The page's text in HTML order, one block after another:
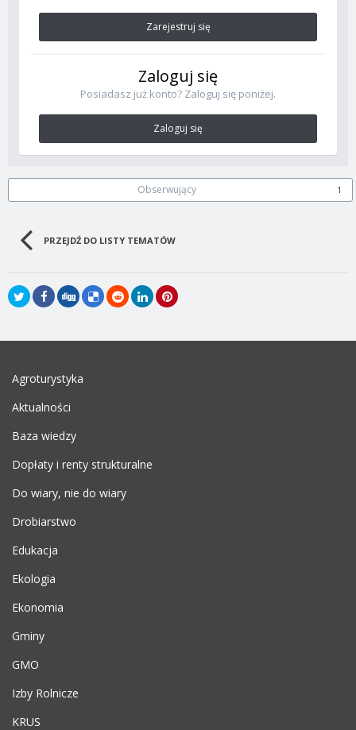
Zarejestruj się
Zaloguj się
Posiadasz już konto? Zaloguj się poniżej.
Zaloguj się
Obserwujący 1
PRZEJDŹ DO LISTY TEMATÓW
Agroturystyka
Aktualności
Baza wiedzy
Dopłaty i renty strukturalne
Do wiary, nie do wiary
Drobiarstwo
Edukacja
Ekologia
Ekonomia
Gminy
GMO
Izby Rolnicze
KRUS